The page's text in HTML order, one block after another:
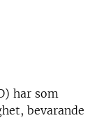
har som
bevarande